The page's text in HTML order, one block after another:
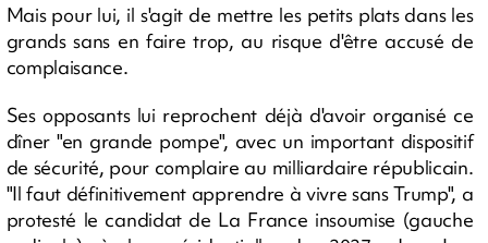
Mais pour lui, il s'agit de mettre les petits plats dans les
grands sans en faire trop, au risque d'être accusé de
complaisance.
Ses opposants lui reprochent déjà d'avoir organisé ce
dîner "en grande pompe", avec un important dispositif
de sécurité, pour complaire au milliardaire républicain.
"Il faut définitivement apprendre à vivre sans Trump", a
protesté le candidat de La France insoumise (gauche